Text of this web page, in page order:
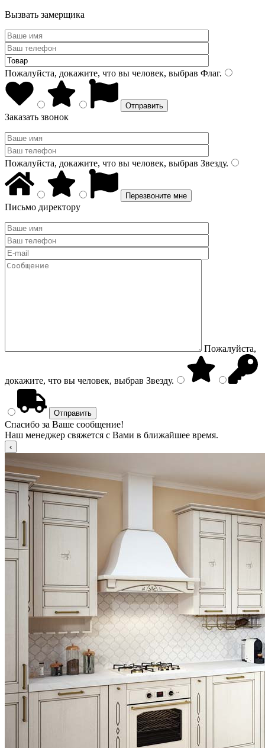
Вызвать замерщика
Пожалуйста, докажите, что вы человек, выбрав Флаг.
Заказать звонок
Пожалуйста, докажите, что вы человек, выбрав Звезду.
Письмо директору
Пожалуйста,
докажите, что вы человек, выбрав Звезду.
Спасибо за Ваше сообщение!
Наш менеджер свяжется с Вами в ближайшее время.